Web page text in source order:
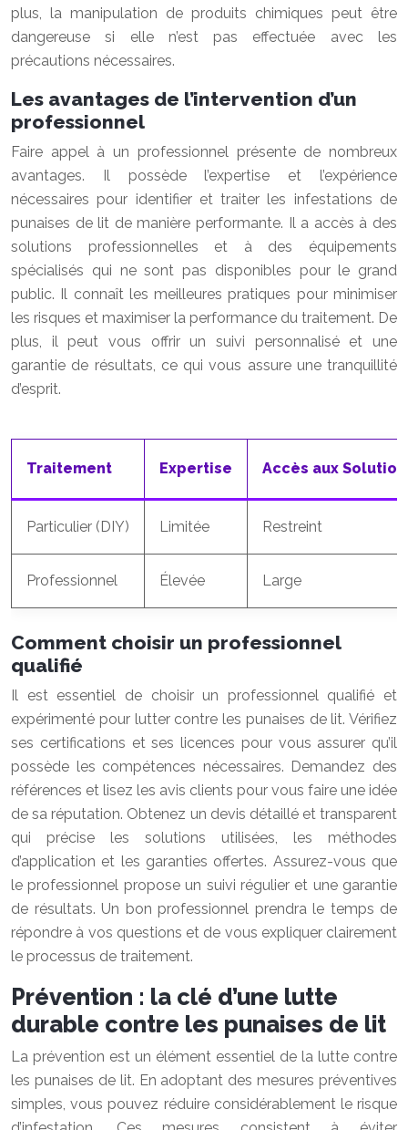
plus, la manipulation de produits chimiques peut être
dangereuse si elle n’est pas effectuée avec les
précautions nécessaires.
Les avantages de l’intervention d’un
professionnel
Faire appel à un professionnel présente de nombreux
avantages. Il possède l’expertise et l’expérience
nécessaires pour identifier et traiter les infestations de
punaises de lit de manière performante. Il a accès à des
solutions professionnelles et à des équipements
spécialisés qui ne sont pas disponibles pour le grand
public. Il connaît les meilleures pratiques pour minimiser
les risques et maximiser la performance du traitement. De
plus, il peut vous offrir un suivi personnalisé et une
garantie de résultats, ce qui vous assure une tranquillité
d’esprit.
Traitement Expertise Accès aux
Particulier (DIY) Limitée Restreint
Professionnel Élevée Large
Comment choisir un professionnel
qualifié
Il est essentiel de choisir un professionnel qualifié et
expérimenté pour lutter contre les punaises de lit. Vérifiez
ses certifications et ses licences pour vous assurer qu’il
possède les compétences nécessaires. Demandez des
références et lisez les avis clients pour vous faire une idée
de sa réputation. Obtenez un devis détaillé et transparent
qui précise les solutions utilisées, les méthodes
d’application et les garanties offertes. Assurez-vous que
le professionnel propose un suivi régulier et une garantie
de résultats. Un bon professionnel prendra le temps de
répondre à vos questions et de vous expliquer clairement
le processus de traitement.
Prévention : la clé d’une lutte
durable contre les punaises de lit
La prévention est un élément essentiel de la lutte contre
les punaises de lit. En adoptant des mesures préventives
simples, vous pouvez réduire considérablement le risque